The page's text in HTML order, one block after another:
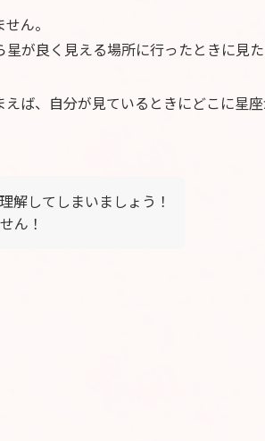
ん。
が良く見える場所に行ったときに見た
ば、自分が見ているときにどこに星
解してしまいましょう！
ん！